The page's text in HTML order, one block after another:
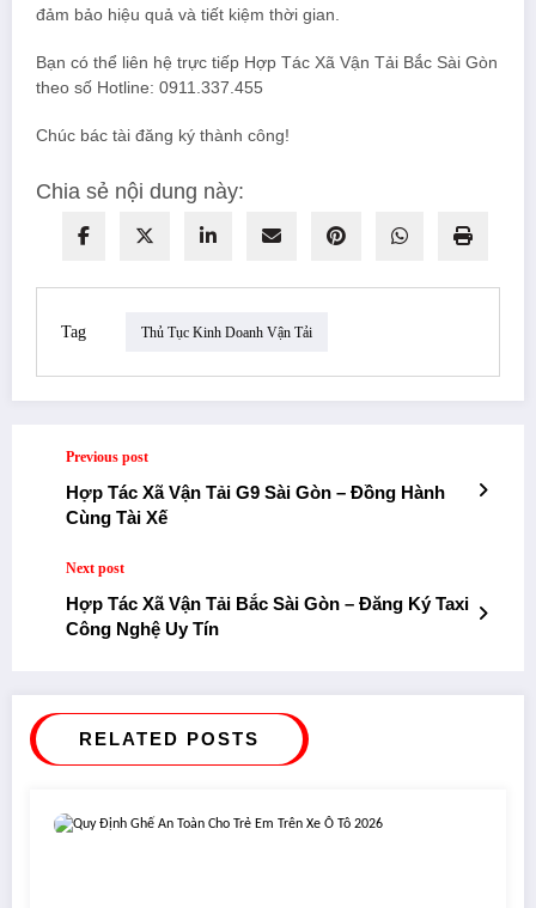
đảm bảo hiệu quả và tiết kiệm thời gian.
Bạn có thể liên hệ trực tiếp Hợp Tác Xã Vận Tải Bắc Sài Gòn
theo số Hotline: 0911.337.455
Chúc bác tài đăng ký thành công!
Chia sẻ nội dung này:
Tag Thủ Tục Kinh Doanh Vận Tải
Previous post
Hợp Tác Xã Vận Tải G9 Sài Gòn – Đồng Hành
Cùng Tài Xế
Next post
Hợp Tác Xã Vận Tải Bắc Sài Gòn – Đăng Ký Taxi
Công Nghệ Uy Tín
RELATED POSTS